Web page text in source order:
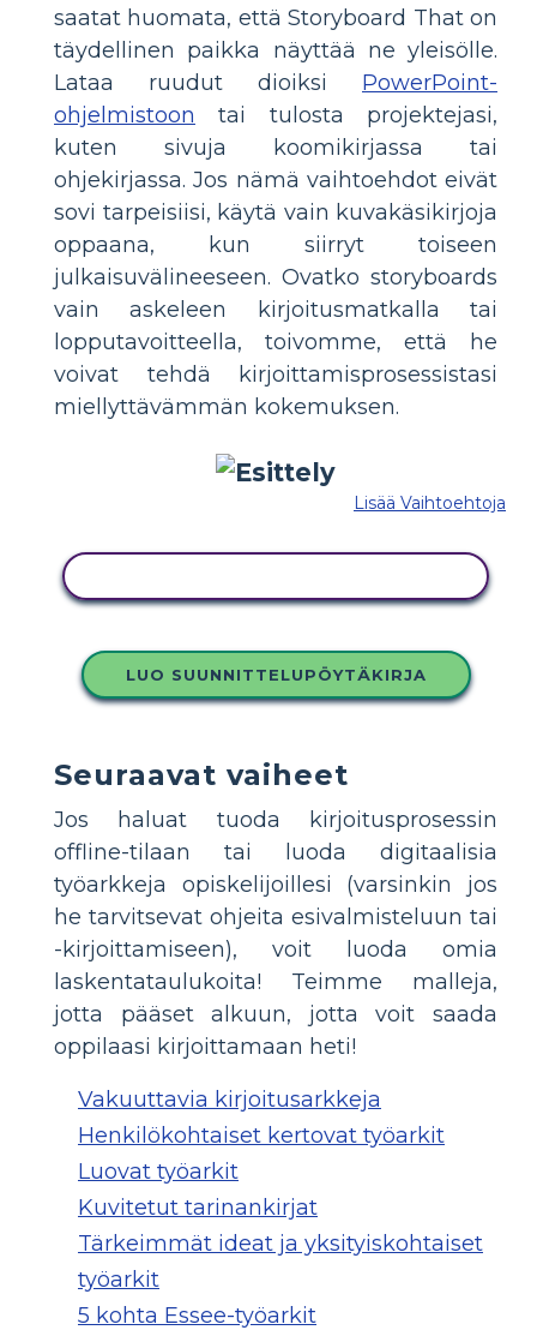
saatat huomata, että Storyboard That on
täydellinen paikka näyttää ne yleisölle.
Lataa ruudut dioiksi PowerPoint-
ohjelmistoon tai tulosta projektejasi,
kuten sivuja koomikirjassa tai
ohjekirjassa. Jos nämä vaihtoehdot eivät
sovi tarpeisiisi, käytä vain kuvakäsikirjoja
oppaana, kun siirryt toiseen
julkaisuvälineeseen. Ovatko storyboards
vain askeleen kirjoitusmatkalla tai
lopputavoitteella, toivomme, että he
voivat tehdä kirjoittamisprosessistasi
miellyttävämmän kokemuksen.
Lisää Vaihtoehtoja
LUO SUUNNITTELUPÖYTÄKIRJA
Seuraavat vaiheet
Jos haluat tuoda kirjoitusprosessin
offline-tilaan tai luoda digitaalisia
työarkkeja opiskelijoillesi (varsinkin jos
he tarvitsevat ohjeita esivalmisteluun tai
-kirjoittamiseen), voit luoda omia
laskentataulukoita! Teimme malleja,
jotta pääset alkuun, jotta voit saada
oppilaasi kirjoittamaan heti!
Vakuuttavia kirjoitusarkkeja
Henkilökohtaiset kertovat työarkit
Luovat työarkit
Kuvitetut tarinankirjat
Tärkeimmät ideat ja yksityiskohtaiset
työarkit
5 kohta Essee-työarkit